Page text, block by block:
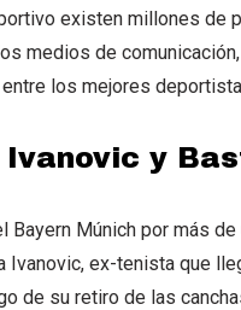
existen millones de
medios de
los mejores
Ivanovic y
Bayern Múnich por más
Ivanovic, ex-tenista que
de su retiro de las